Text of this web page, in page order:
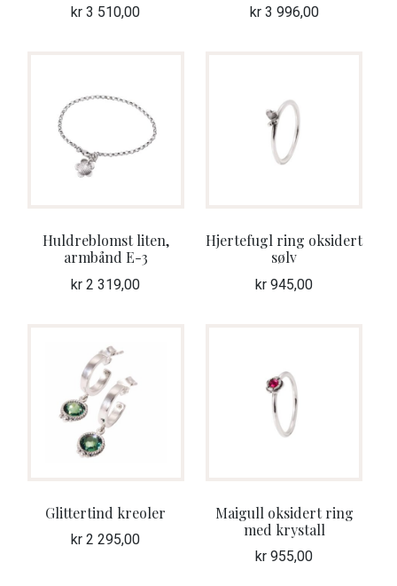
kr 3 510,00 kr3 996,00
Huldreblomst liten,
armbånd E-3
kr 2 319,00
Hjertefugl ring oksidert
sølv
kr 945,00
Glittertind kreoler
kr 2 295,00
Maigull oksidert ring
med krystall
kr 955,00